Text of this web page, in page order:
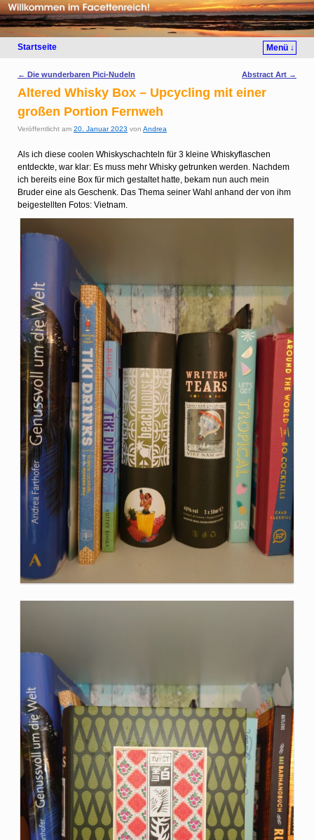
Startseite Menü ↓
Artikelnavigation
← Die wunderbaren Pici-Nudeln Abstract Art →
Altered Whisky Box – Upcycling mit einer
großen Portion Fernweh
Veröffentlicht am 20. Januar 2023 von Andrea
Als ich diese coolen Whiskyschachteln für 3 kleine Whiskyflaschen
entdeckte, war klar: Es muss mehr Whisky getrunken werden. Nachdem
ich bereits eine Box für mich gestaltet hatte, bekam nun auch mein
Bruder eine als Geschenk. Das Thema seiner Wahl anhand der von ihm
beigestellten Fotos: Vietnam.